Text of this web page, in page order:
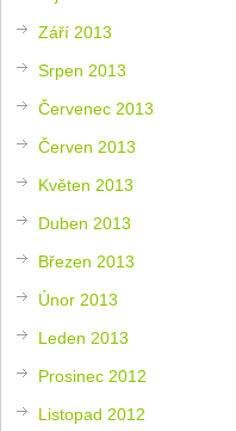
Září 2013
Srpen 2013
Červenec 2013
Červen 2013
Květen 2013
Duben 2013
Březen 2013
Únor 2013
Leden 2013
Prosinec 2012
Listopad 2012